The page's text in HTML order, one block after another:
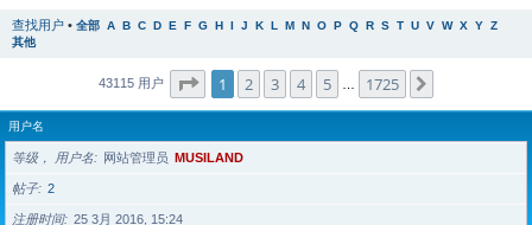
查找用户 • 全部 A B C D E F G H I J K L M N O P Q R S T U V W X Y Z
其他
43115 用户 分页：1 1725
1 2 3 4 5 1725
用户名
等级， 用户名 网站管理员 MUSILAND
帖子 2
注册时间 25 3月 2016, 15:24